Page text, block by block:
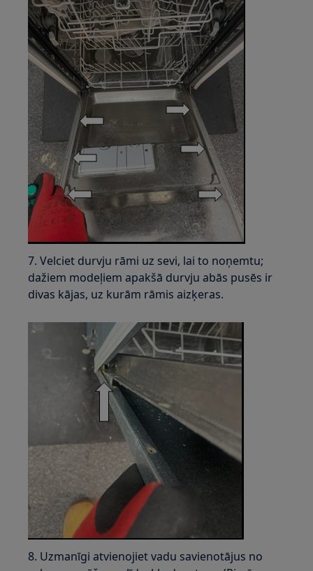
7. Velciet durvju rāmi uz sevi, lai to noņemtu;
dažiem modeļiem apakšā durvju abās pusēs ir
divas kājas, uz kurām rāmis aizķeras.
8. Uzmanīgi atvienojiet vadu savienotājus no